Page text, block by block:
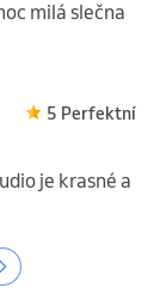
milá slečna
5 Perfektní
je krasné a